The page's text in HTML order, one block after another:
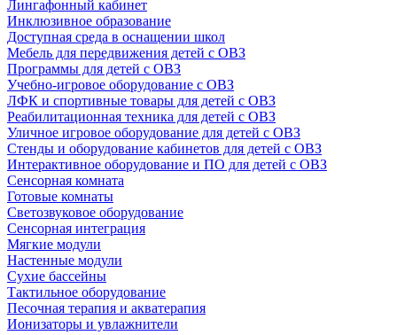
Лингафонный кабинет
Инклюзивное образование
Доступная среда в оснащении школ
Мебель для передвижения детей с ОВЗ
Программы для детей с ОВЗ
Учебно-игровое оборудование с ОВЗ
ЛФК и спортивные товары для детей с ОВЗ
Реабилитационная техника для детей с ОВЗ
Уличное игровое оборудование для детей с ОВЗ
Стенды и оборудование кабинетов для детей с ОВЗ
Интерактивное оборудование и ПО для детей с ОВЗ
Сенсорная комната
Готовые комнаты
Светозвуковое оборудование
Сенсорная интеграция
Мягкие модули
Настенные модули
Сухие бассейны
Тактильное оборудование
Песочная терапия и акватерапия
Ионизаторы и увлажнители